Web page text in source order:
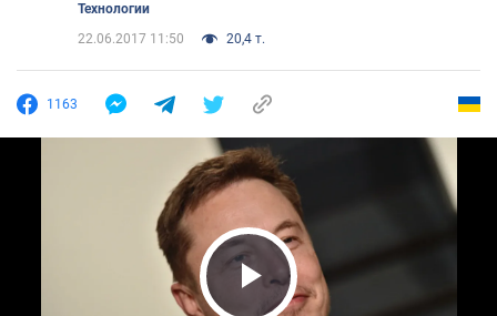
Технологии
22.06.2017 11:50
20,4 т.
1163